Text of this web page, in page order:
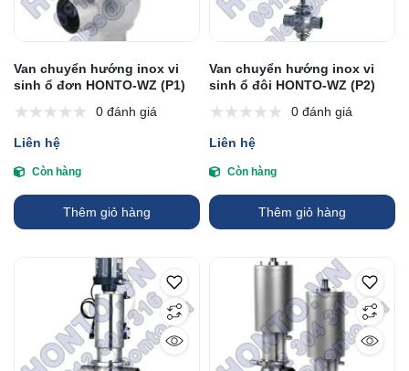
Van chuyển hướng inox vi
sinh ổ đơn HONTO-WZ (P1)
0 đánh giá
Liên hệ
Còn hàng
Thêm giỏ hàng
Van chuyển hướng inox vi
sinh ổ đôi HONTO-WZ (P2)
0 đánh giá
Liên hệ
Còn hàng
Thêm giỏ hàng